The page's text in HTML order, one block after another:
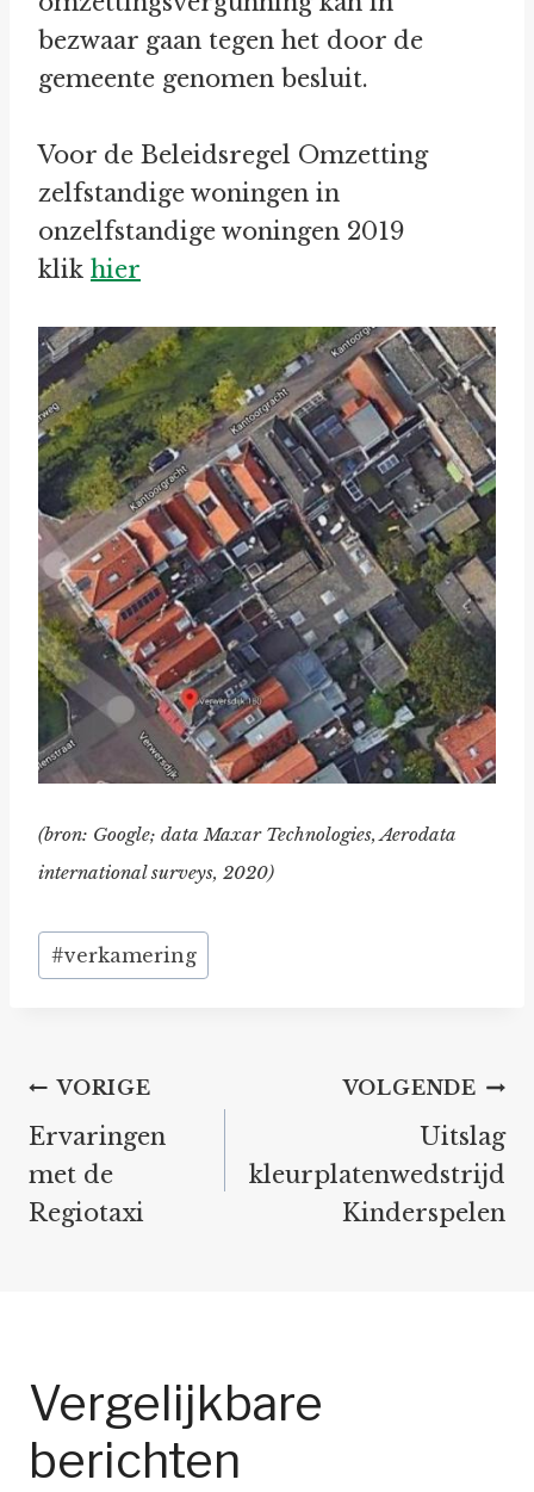
bezwaar gaan tegen het door de
gemeente genomen besluit.
Voor de Beleidsregel Omzetting
zelfstandige woningen in
onzelfstandige woningen 2019
klik hier
(bron: Google; data Maxar Technologies, Aerodata
international surveys, 2020)
Bericht
tags:
#verkamering
Bericht
navigatie
VORIGE
Ervaringen
met de
Regiotaxi
VOLGENDE
Uitslag
kleurplatenwedstrijd
Kinderspelen
Vergelijkbare
berichten